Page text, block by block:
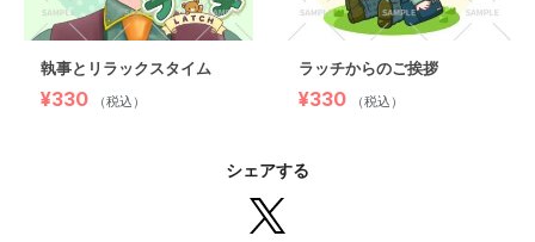
執事とリラックスタイム
¥330 （税込）
ラッチからのご挨拶
¥330 （税込）
シェアする